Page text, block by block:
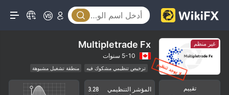
غير منظم Multipletrade Fx
5-10 سنوات
ترخيص تنظيمي مشكوك فيه
منطقة تشغيل مشبوهة
مخاطر عالية
تقييم
0
1
0
1
المؤشر التنظيمي
3.28